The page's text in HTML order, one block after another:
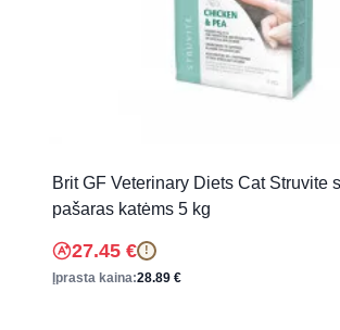
Brit GF Veterinary Diets Cat Struvite
pašaras katėms 5 kg
27.45 € !
Įprasta kaina:28.89 €